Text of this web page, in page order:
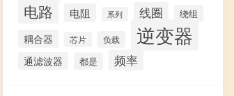
电路 电阻 系列 线圈 绕组
耦合器 芯片 负载 逆变器
通滤波器 都是 频率